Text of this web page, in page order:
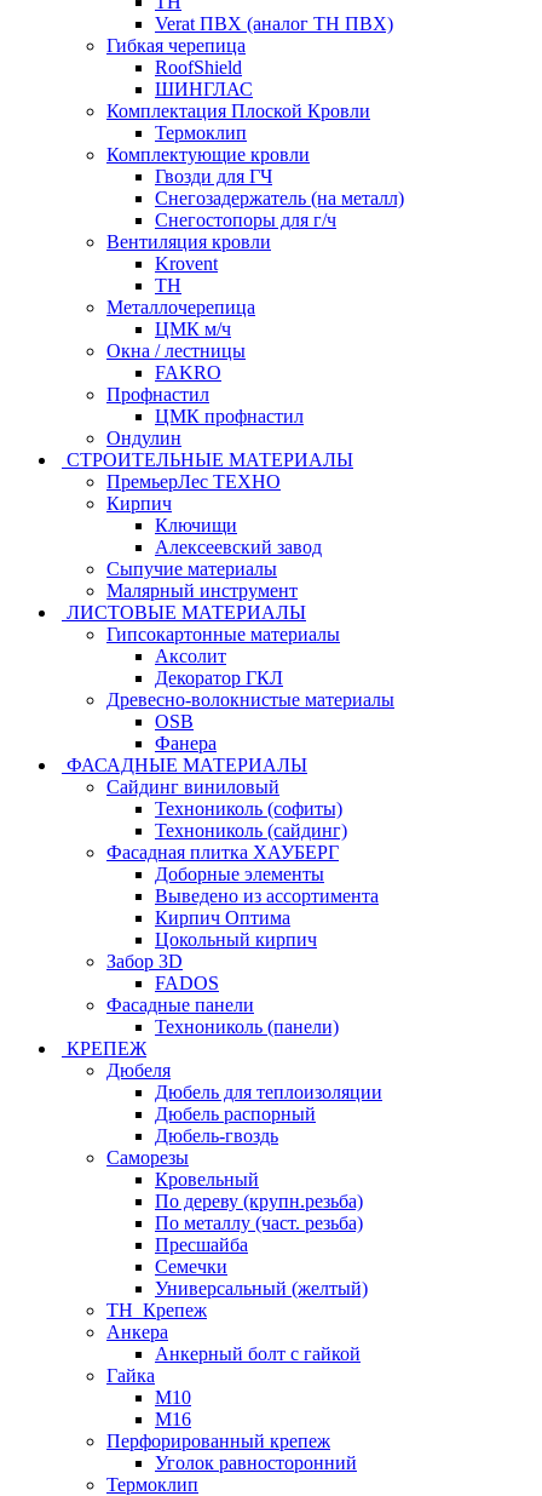
Verat ПВХ (аналог ТН ПВХ)
Гибкая черепица
RoofShield
ШИНГЛАС
Комплектация Плоской Кровли
Термоклип
Комплектующие кровли
Гвозди для ГЧ
Снегозадержатель (на металл)
Снегостопоры для г/ч
Вентиляция кровли
Krovent
ТН
Металлочерепица
ЦМК м/ч
Окна / лестницы
FAKRO
Профнастил
ЦМК профнастил
Ондулин
СТРОИТЕЛЬНЫЕ МАТЕРИАЛЫ
ПремьерЛес ТЕХНО
Кирпич
Ключищи
Алексеевский завод
Сыпучие материалы
Малярный инструмент
ЛИСТОВЫЕ МАТЕРИАЛЫ
Гипсокартонные материалы
Аксолит
Декоратор ГКЛ
Древесно-волокнистые материалы
OSB
Фанера
ФАСАДНЫЕ МАТЕРИАЛЫ
Сайдинг виниловый
Технониколь (софиты)
Технониколь (сайдинг)
Фасадная плитка ХАУБЕРГ
Доборные элементы
Выведено из ассортимента
Кирпич Оптима
Цокольный кирпич
Забор 3D
FADOS
Фасадные панели
Технониколь (панели)
КРЕПЕЖ
Дюбеля
Дюбель для теплоизоляции
Дюбель распорный
Дюбель-гвоздь
Саморезы
Кровельный
По дереву (крупн.резьба)
По металлу (част. резьба)
Пресшайба
Семечки
Универсальный (желтый)
ТН_Крепеж
Анкера
Анкерный болт с гайкой
Гайка
М10
М16
Перфорированный крепеж
Уголок равносторонний
Термоклип